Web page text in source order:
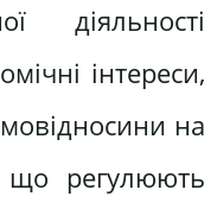
діяльності
інтереси,
на
що регулюють